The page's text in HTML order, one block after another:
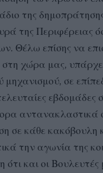
της
της Περιφέρειας
Θέλω επίσης να
χώρα μας,
μηχανισμού, σε
αντανακλαστικά
σε κάθε κακόβουλη
την αγωνία της
ότι και οι